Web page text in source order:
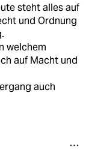
steht alles auf
und Ordnung
welchem
auf Macht und
auch